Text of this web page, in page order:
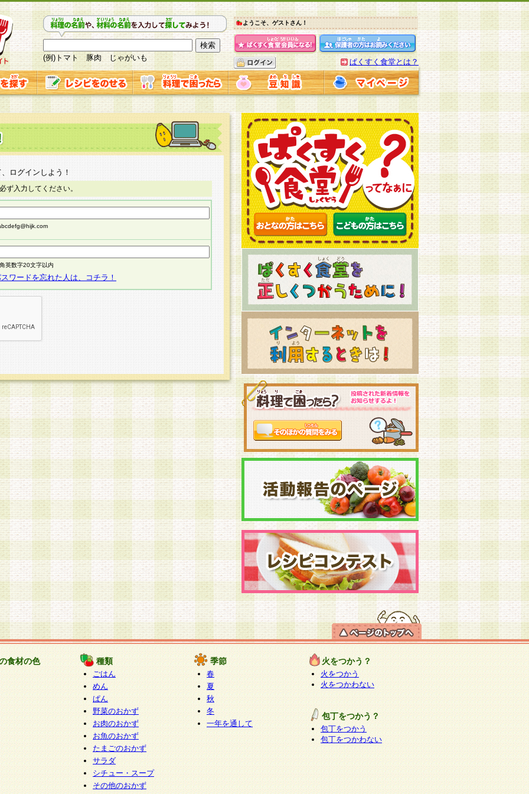
(例)トマト 豚肉 じゃがいも
ようこそ、ゲストさん！
ぱくすく食堂とは？
ログインしよう！
ず入力してください。
英数字20文字以内
ワードを忘れた人は、コチラ！
食材の色 種類
ごはん
めん
ぱん
野菜のおかず
お肉のおかず
お魚のおかず
たまごのおかず
サラダ
シチュー・スープ
その他のおかず
季節
春
夏
秋
冬
一年を通して
火をつかう？
火をつかう
火をつかわない
包丁をつかう？
包丁をつかう
包丁をつかわない